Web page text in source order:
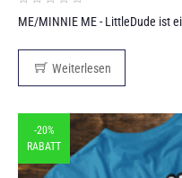
ME/MINNIE ME - LittleDude ist
Weiterlesen
-20%
RABATT